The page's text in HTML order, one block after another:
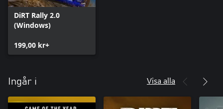
DiRT Rally 2.0
(Windows)
199,00 kr+
Ingår i Visa alla